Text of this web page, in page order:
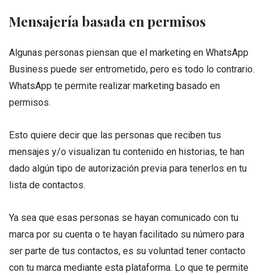
Mensajería basada en permisos
Algunas personas piensan que el marketing en WhatsApp
Business puede ser entrometido, pero es todo lo contrario.
WhatsApp te permite realizar marketing basado en
permisos.
Esto quiere decir que las personas que reciben tus
mensajes y/o visualizan tu contenido en historias, te han
dado algún tipo de autorización previa para tenerlos en tu
lista de contactos.
Ya sea que esas personas se hayan comunicado con tu
marca por su cuenta o te hayan facilitado su número para
ser parte de tus contactos, es su voluntad tener contacto
con tu marca mediante esta plataforma. Lo que te permite